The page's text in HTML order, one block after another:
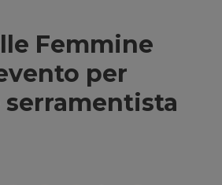
Femmine
per